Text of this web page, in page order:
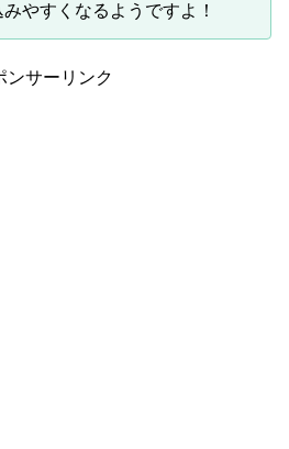
やすくなるようですよ！
ンサーリンク